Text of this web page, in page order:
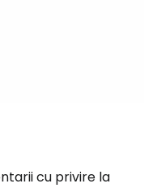
cu privire la